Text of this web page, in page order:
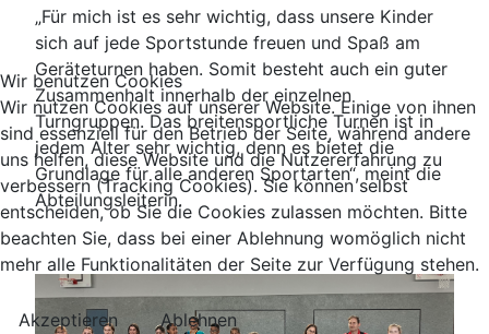
„Für mich ist es sehr wichtig, dass unsere Kinder
sich auf jede Sportstunde freuen und Spaß am
Geräteturnen haben. Somit besteht auch ein guter
Zusammenhalt innerhalb der einzelnen
Turngruppen. Das breitensportliche Turnen ist in
jedem Alter sehr wichtig, denn es bietet die
Grundlage für alle anderen Sportarten“, meint die
Abteilungsleiterin.
Wir benutzen Cookies
Wir nutzen Cookies auf unserer Website. Einige von ihnen
sind essenziell für den Betrieb der Seite, während andere
uns helfen, diese Website und die Nutzererfahrung zu
verbessern (Tracking Cookies). Sie können selbst
entscheiden, ob Sie die Cookies zulassen möchten. Bitte
beachten Sie, dass bei einer Ablehnung womöglich nicht
mehr alle Funktionalitäten der Seite zur Verfügung stehen.
Akzeptieren
Ablehnen